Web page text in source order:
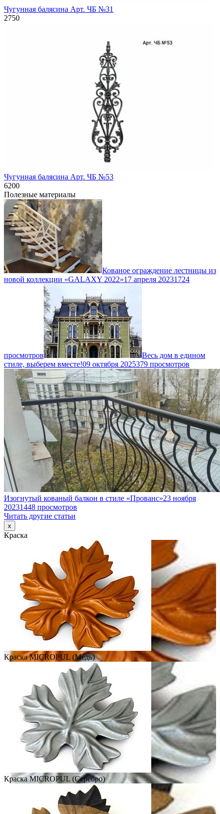
Чугунная балясина Арт. ЧБ №31
2750
Чугунная балясина Арт. ЧБ №53
6200
Полезные материалы
Кованое ограждение лестницы из
новой коллекции «GALAXY 2022»17 апреля 20231724
просмотров
Весь дом в едином
стиле, выберем вместе!09 октября 2025379 просмотров
Изогнутый кованый балкон в стиле «Прованс»23 ноября
20231448 просмотров
Читать другие статьи
x
Краска
Краска MICROPUL (Медь)
Краска MICROPUL (Серебро)